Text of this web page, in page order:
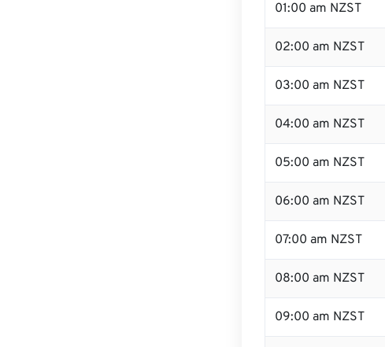
01:00 am NZST
02:00 am NZST
03:00 am NZST
04:00 am NZST
05:00 am NZST
06:00 am NZST
07:00 am NZST
08:00 am NZST
09:00 am NZST